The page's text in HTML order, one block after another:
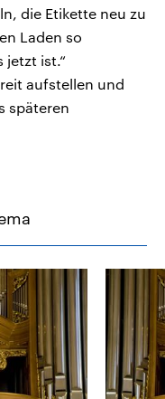
die Etikette neu zu
Laden so
jetzt ist.“
aufstellen und
späteren